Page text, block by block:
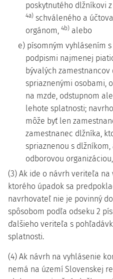
poskytnutého dlžníkovi
4a) schváleného a
orgánom, 4b) alebo
e) písomným vyhlásením
podpismi najmenej
bývalých
spriaznenými osobami,
na mzde, odstupnom
lehote splatnosti;
môže byť len
zamestnanec dlžníka,
spriaznenou s
odborovou
(3) Ak ide o návrh veriteľa
ktorého úpadok sa
navrhovateľ nie je povinný
spôsobom podľa odseku 2
ďalšieho veriteľa s
splatnosti.
(4) Ak návrh na vyhlásenie
nemá na území Slovenskej